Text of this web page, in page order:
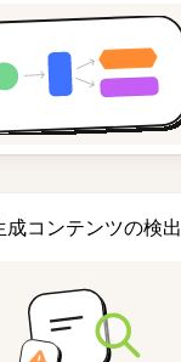
成コンテンツの検出